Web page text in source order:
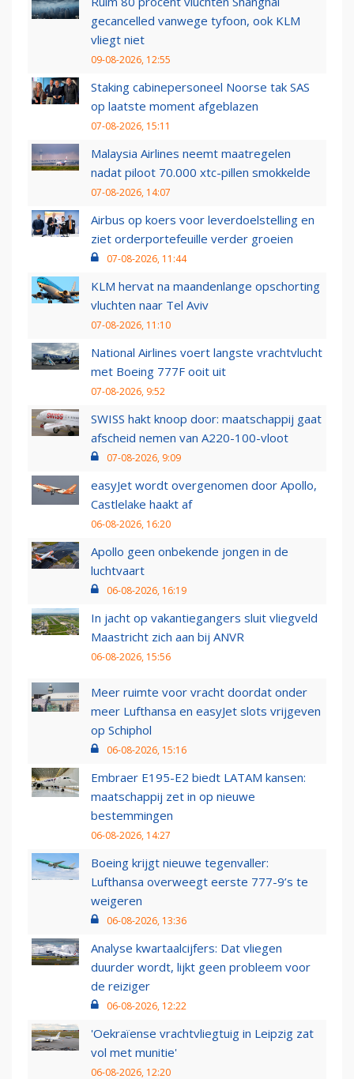
gecancelled vanwege tyfoon, ook KLM
vliegt niet
09-08-2026, 12:55
Staking cabinepersoneel Noorse tak SAS
op laatste moment afgeblazen
07-08-2026, 15:11
Malaysia Airlines neemt maatregelen
nadat piloot 70.000 xtc-pillen smokkelde
07-08-2026, 14:07
Airbus op koers voor leverdoelstelling en
ziet orderportefeuille verder groeien
07-08-2026, 11:44
KLM hervat na maandenlange opschorting
vluchten naar Tel Aviv
07-08-2026, 11:10
National Airlines voert langste vrachtvlucht
met Boeing 777F ooit uit
07-08-2026, 9:52
SWISS hakt knoop door: maatschappij gaat
afscheid nemen van A220-100-vloot
07-08-2026, 9:09
easyJet wordt overgenomen door Apollo,
Castlelake haakt af
06-08-2026, 16:20
Apollo geen onbekende jongen in de
luchtvaart
06-08-2026, 16:19
In jacht op vakantiegangers sluit vliegveld
Maastricht zich aan bij ANVR
06-08-2026, 15:56
Meer ruimte voor vracht doordat onder
meer Lufthansa en easyJet slots vrijgeven
op Schiphol
06-08-2026, 15:16
Embraer E195-E2 biedt LATAM kansen:
maatschappij zet in op nieuwe
bestemmingen
06-08-2026, 14:27
Boeing krijgt nieuwe tegenvaller:
Lufthansa overweegt eerste 777-9’s te
weigeren
06-08-2026, 13:36
Analyse kwartaalcijfers: Dat vliegen
duurder wordt, lijkt geen probleem voor
de reiziger
06-08-2026, 12:22
'Oekraïense vrachtvliegtuig in Leipzig zat
vol met munitie'
06-08-2026, 12:20